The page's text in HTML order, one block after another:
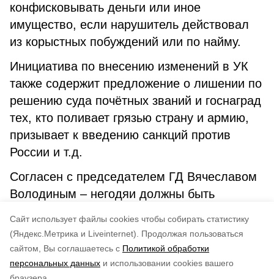
Cайт использует файлы cookies чтобы собирать статистику
(Яндекс.Метрика и Liveinternet).
Продолжая пользоваться
сайтом, Вы соглашаетесь с Политикой обработки
персональных данных и использовании cookies вашего
конфисковывать деньги или иное
имущество, если нарушитель действовал
из корыстных побуждений или по найму.
Инициатива по внесению изменений в УК
также содержит предложение о лишении по
решению суда почётных званий и госнаград
тех, кто поливает грязью страну и армию,
призывает к введению санкций против
России и т.д.
Согласен с председателем ГД Вячеславом
Володиным – негодяи должны быть
ущерб.
по оценке